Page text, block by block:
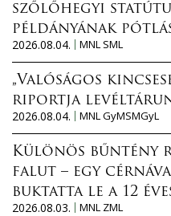
szőlőhegyi
példányának
2026.08.04.
MNL SML
„Valóságos
riportja
2026.08.04.
MNL GyMSMGyL
Különös bűntény
falut – egy
buktatta le a 12
2026.08.03.
MNL ZML